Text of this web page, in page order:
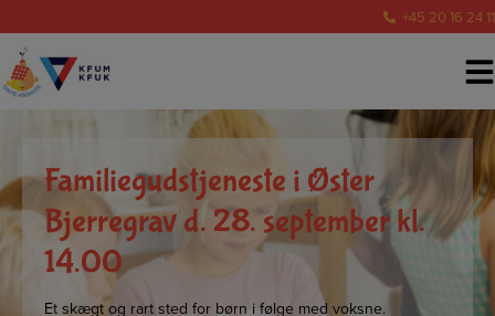
indholdet
+45 20 16 24 11
Familiegudstjeneste i Øster
Bjerregrav d. 28. september kl.
14.00
Et skægt og rart sted for børn i følge med voksne.